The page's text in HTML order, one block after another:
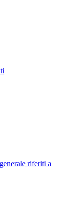
riferiti a